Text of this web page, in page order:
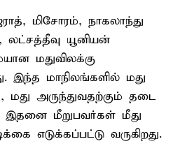
மிசோரம், நாகலாந்து
லட்சத்தீவு யூனியன்
மதுவிலக்கு
இந்த மாநிலங்களில் மது
அருந்துவதற்கும் தடை
இதனை மீறுபவர்கள் மீது
எடுக்கப்பட்டு வருகிறது.